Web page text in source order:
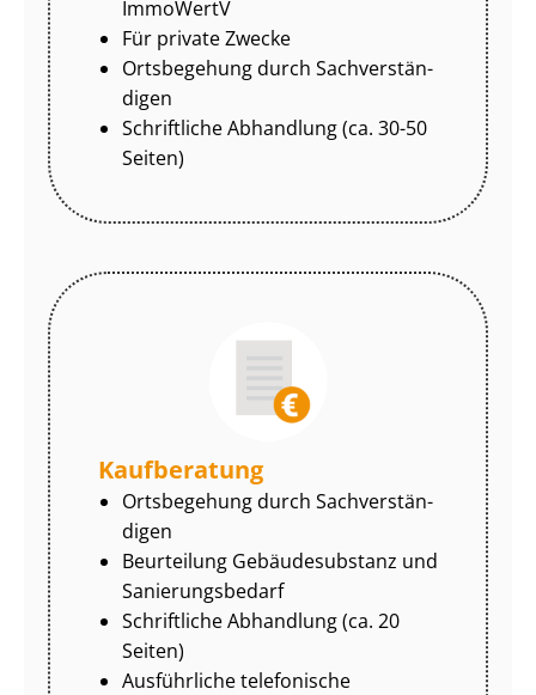
ImmoWertV
Für private Zwecke
Ortsbegehung durch Sach­ver­stän­
di­gen
Schriftliche Abhandlung (ca. 30-50
Seiten)
Kaufberatung
Ortsbegehung durch Sach­ver­stän­
di­gen
Beurteilung Gebäudesubstanz und
Sa­nie­rungs­be­darf
Schriftliche Abhandlung (ca. 20
Seiten)
Ausführliche telefonische